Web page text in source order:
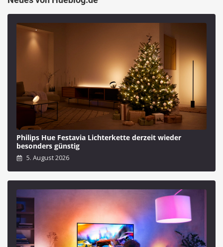
Philips Hue Festavia Lichterkette derzeit wieder
besonders günstig
5. August 2026